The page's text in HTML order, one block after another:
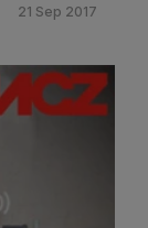
21 Sep 2017